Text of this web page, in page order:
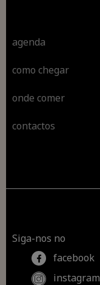
agenda
como chegar
onde comer
contactos
Siga-nos no
facebook
instagram